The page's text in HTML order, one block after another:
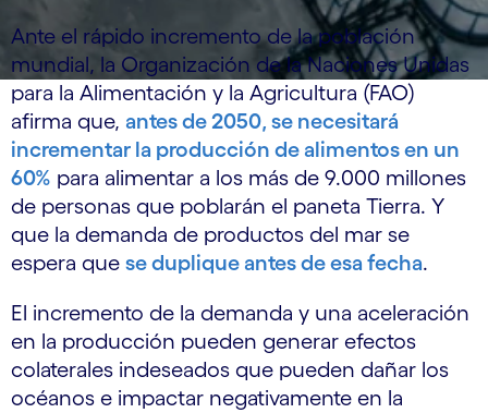
Ante el rápido incremento de la población
mundial, la Organización de la Naciones Unidas
para la Alimentación y la Agricultura (FAO)
afirma que, antes de 2050, se necesitará
incrementar la producción de alimentos en un
60% para alimentar a los más de 9.000 millones
de personas que poblarán el paneta Tierra. Y
que la demanda de productos del mar se
espera que se duplique antes de esa fecha.
El incremento de la demanda y una aceleración
en la producción pueden generar efectos
colaterales indeseados que pueden dañar los
océanos e impactar negativamente en la